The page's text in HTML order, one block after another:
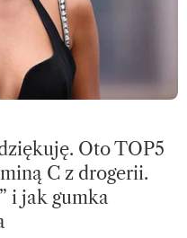
Oto TOP5
C z drogerii.
i jak gumka